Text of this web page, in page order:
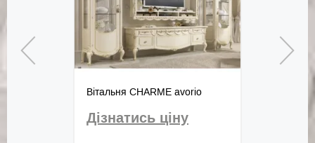
Вітальня CHARME avorio
Дізнатись ціну